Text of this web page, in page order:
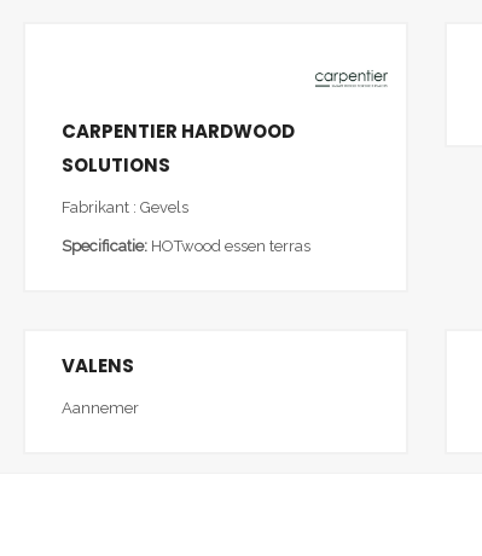
CARPENTIER HARDWOOD
SOLUTIONS
Fabrikant : Gevels
Specificatie: HOTwood essen terras
VALENS
Aannemer